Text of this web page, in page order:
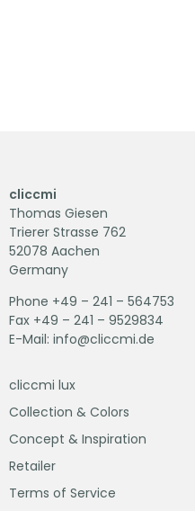
cliccmi
Thomas Giesen
Trierer Strasse 762
52078 Aachen
Germany
Phone +49 – 241 – 564753
Fax +49 – 241 – 9529834
E-Mail: info@cliccmi.de
cliccmi lux
Collection & Colors
Concept & Inspiration
Retailer
Terms of Service